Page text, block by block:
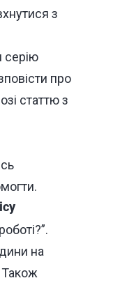
з
серію
про
статтю з
на
Також